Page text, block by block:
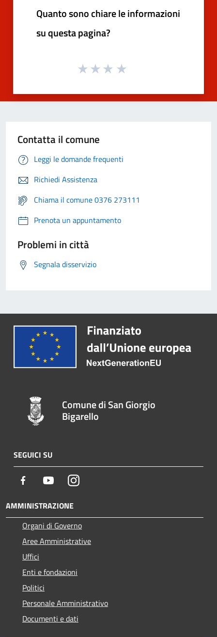
Quanto sono chiare le informazioni
su questa pagina?
Contatta il comune
Leggi le domande frequenti
Richiedi Assistenza
Chiama il comune 0376 273111
Prenota un appuntamento
Problemi in città
Segnala disservizio
Comune di San Giorgio
Bigarello
SEGUICI SU
Facebook YoutubeInstagram
AMMINISTRAZIONE
Organi di Governo
Aree Amministrative
Uffici
Enti e fondazioni
Politici
Personale Amministrativo
Documenti e dati